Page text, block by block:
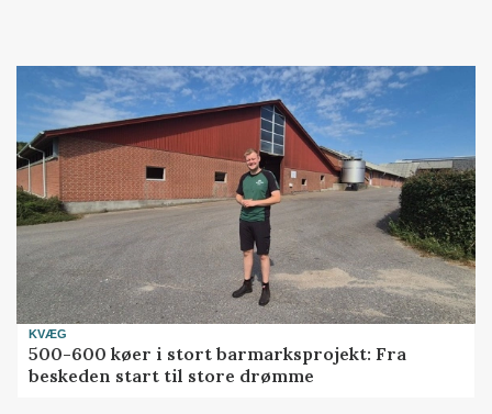
KVÆG
500-600 køer i stort barmarksprojekt: Fra
beskeden start til store drømme